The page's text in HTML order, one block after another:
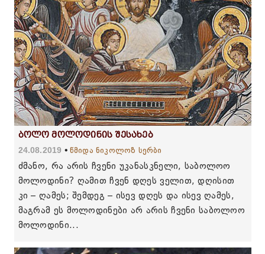
ბოლო მოლოდინის შესახებ
24.08.2019 წმიდა ნიკოლოზ სერბი
ძმანო, რა არის ჩვენი უკანასკნელი, საბოლოო
მოლოდინი? ღამით ჩვენ დღეს ველით, დღისით
კი – ღამეს; შემდეგ – ისევ დღეს და ისევ ღამეს,
მაგრამ ეს მოლოდინები არ არის ჩვენი საბოლოო
მოლოდინი...